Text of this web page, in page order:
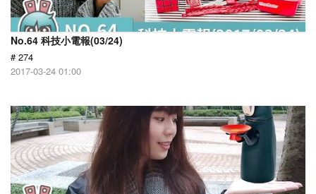
No.64 科技小電報(03/24)
# 274
2017-03-24 01:00